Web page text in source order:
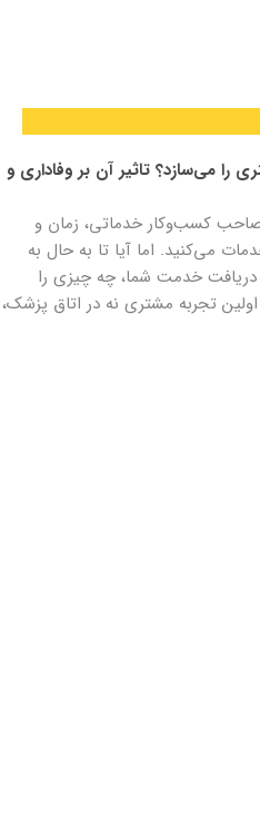
می‌سازد؟ تاثیر آن بر وفاداری و
صاحب کسب‌وکار خدماتی، زمان و
می‌کنید. اما آیا تا به حال به
خدمت شما، چه چیزی را
تجربه مشتری نه در اتاق پزشک،